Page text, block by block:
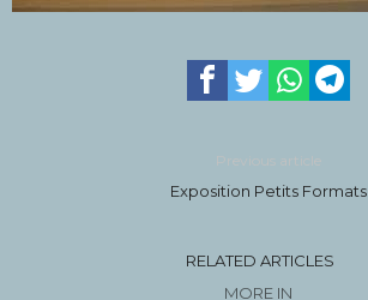
Previous article
Exposition Petits Formats
RELATED ARTICLES
MORE IN